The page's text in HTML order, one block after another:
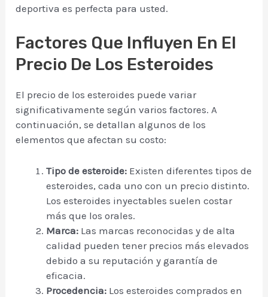
deportiva es perfecta para usted.
Factores Que Influyen En El
Precio De Los Esteroides
El precio de los esteroides puede variar
significativamente según varios factores. A
continuación, se detallan algunos de los
elementos que afectan su costo:
Tipo de esteroide: Existen diferentes tipos de
esteroides, cada uno con un precio distinto.
Los esteroides inyectables suelen costar
más que los orales.
Marca: Las marcas reconocidas y de alta
calidad pueden tener precios más elevados
debido a su reputación y garantía de
eficacia.
Procedencia: Los esteroides comprados en